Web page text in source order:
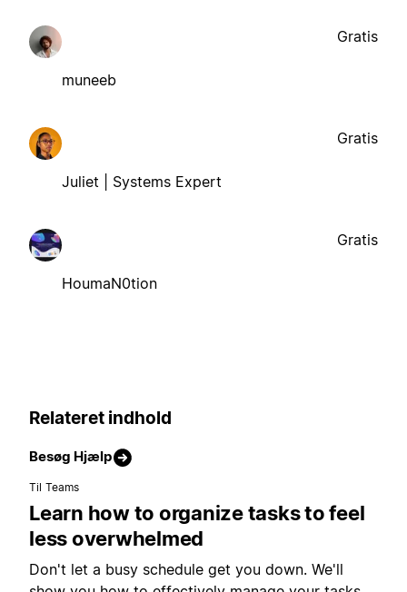
muneeb
Gratis
Juliet | Systems Expert
Gratis
HoumaN0tion
Gratis
Relateret indhold
Besøg Hjælp
Til Teams
Learn how to organize tasks to feel
less overwhelmed
Don't let a busy schedule get you down. We'll